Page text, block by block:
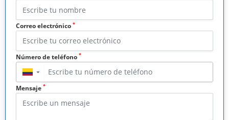
Correo electrónico *
Número de teléfono *
▼
Mensaje *